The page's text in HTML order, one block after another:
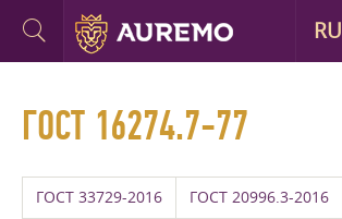
ГОСТ 16274.7-77
ГОСТ 33729-2016 ГОСТ 20996.3-2016
RU